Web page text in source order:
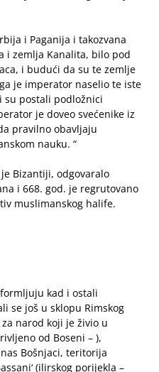
i Paganija i takozvana
i zemlja Kanalita, bilo pod
i budući da su te zemlje
je imperator naselio te iste
su postali podložnici
je doveo svećenike iz
pravilno obavljaju
nauku. “
Bizantiji, odgovaralo
i 668. god. je regrutovano
muslimanskog halife.
kad i ostali
se još u sklopu Rimskog
narod koji je živio u
od Boseni – ),
Bošnjaci, teritorija
(ilirskog porijekla –